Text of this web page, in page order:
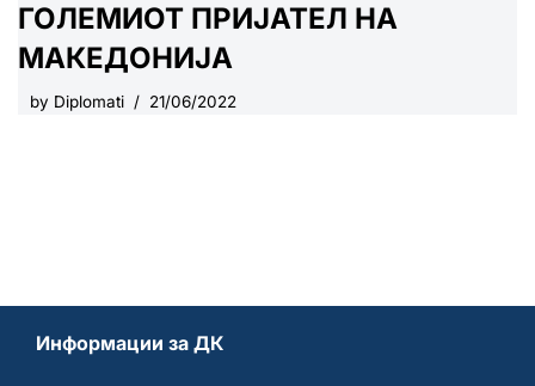
ГОЛЕМИОТ ПРИЈАТЕЛ НА
МАКЕДОНИЈА
by Diplomati 21/06/2022
Информации за ДК